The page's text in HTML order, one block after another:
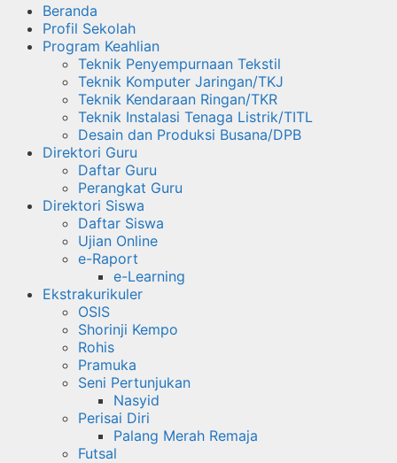
Beranda
Profil Sekolah
Program Keahlian
Teknik Penyempurnaan Tekstil
Teknik Komputer Jaringan/TKJ
Teknik Kendaraan Ringan/TKR
Teknik Instalasi Tenaga Listrik/TITL
Desain dan Produksi Busana/DPB
Direktori Guru
Daftar Guru
Perangkat Guru
Direktori Siswa
Daftar Siswa
Ujian Online
e-Raport
e-Learning
Ekstrakurikuler
OSIS
Shorinji Kempo
Rohis
Pramuka
Seni Pertunjukan
Nasyid
Perisai Diri
Palang Merah Remaja
Futsal